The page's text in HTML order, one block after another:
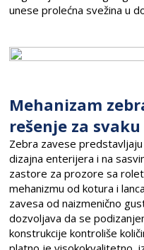
unese prolećna svežina u
Mehanizam
rešenje za
Zebra zavese
dizajna enterijera i na
zastore za prozore sa
mehanizmu od kotura i
zavesa od naizmenično
dozvoljava da se
konstrukcije kontroliše